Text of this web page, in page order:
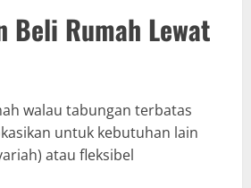
Beli Rumah Lewat
walau tabungan terbatas
untuk kebutuhan lain
atau fleksibel